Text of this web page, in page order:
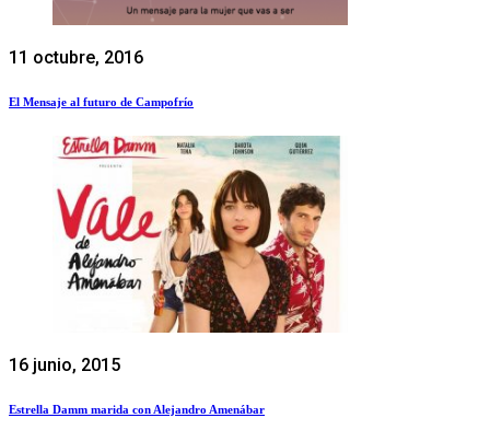
11 octubre, 2016
El Mensaje al futuro de Campofrío
16 junio, 2015
Estrella Damm marida con Alejandro Amenábar